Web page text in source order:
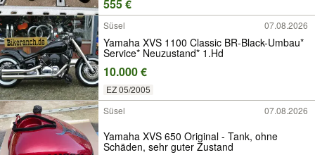
555 €
Süsel 07.08.2026
Yamaha XVS 1100 Classic BR-Black-Umbau*
Service* Neuzustand* 1.Hd
10.000 €
EZ 05/2005
Süsel
07.08.2026
Yamaha XVS 650 Original - Tank, ohne
Schäden, sehr guter Zustand